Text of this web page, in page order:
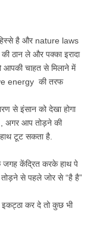
है और nature laws
ठान ले और पक्का इरादा
आपकी चाहत से मिलाने में
energy की तरफ
से इंसान को देखा होगा
, अगर आप तोड़ने की
टूट सकता है.
जगह केंद्रित करके हाथ पे
से पहले जोर से “है है”
कर दे तो कुछ भी